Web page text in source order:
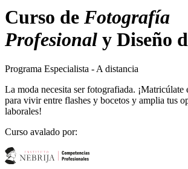
Curso de Fotografía
Profesional y Diseño
Programa Especialista - A distancia
La moda necesita ser fotografiada. ¡Matricúlate
para vivir entre flashes y bocetos y amplia tus
laborales!
Curso avalado por: